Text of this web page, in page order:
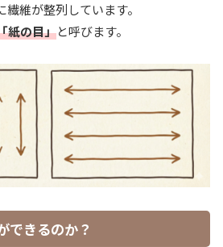
維が整列しています。
紙の目」と呼びます。
できるのか？